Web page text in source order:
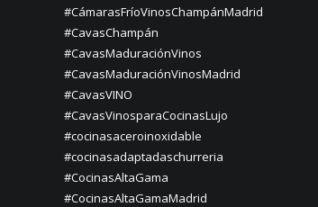
#CámarasFríoVinosChampánMadrid
#CavasChampán
#CavasMaduraciónVinos
#CavasMaduraciónVinosMadrid
#CavasVINO
#CavasVinosparaCocinasLujo
#cocinasaceroinoxidable
#cocinasadaptadaschurreria
#CocinasAltaGama
#CocinasAltaGamaMadrid